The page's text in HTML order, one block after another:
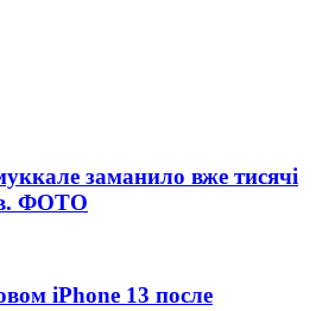
заманило вже тисячі
ФОТО
iPhone 13 после